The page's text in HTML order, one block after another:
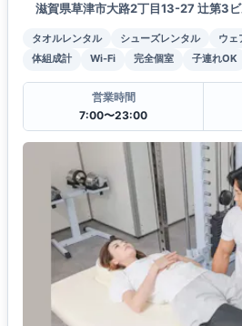
滋賀県草津市大路2丁目13-27 辻第3
タオルレンタル シューズレンタル ウェ
体組成計
Wi-Fi 完全個室 子連れOK
営業時間
7:00〜23:00